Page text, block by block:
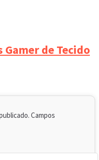
Gamer de Tecido
Campos